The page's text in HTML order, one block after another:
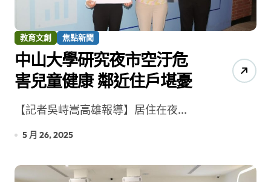
教育文創 焦點新聞
中山大學研究夜市空汙危
害兒童健康 鄰近住戶堪憂
【記者吳峙嵩高雄報導】居住在夜...
5 月 26, 2025